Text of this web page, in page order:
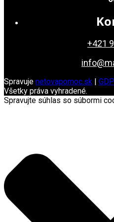
+421
Spravuje netovapomoc.sk |
Všetky práva vyhradené.
Spravujte súhlas so súbormi